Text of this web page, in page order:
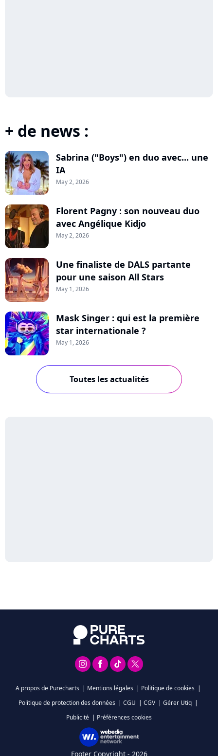
+ de news :
Sabrina ("Boys") en duo avec... une
IA
May 2, 2026
Florent Pagny : son nouveau duo
avec Angélique Kidjo
May 2, 2026
Une finaliste de DALS partante
pour une saison All Stars
May 1, 2026
Mask Singer : qui est la première
star internationale ?
May 1, 2026
Toutes les actualités
A propos de Purecharts | Mentions légales | Politique de cookies |
Politique de protection des données | CGU | CGV | Gérer Utiq |
Publicité | Préférences cookies
Footer Copyright - 2026